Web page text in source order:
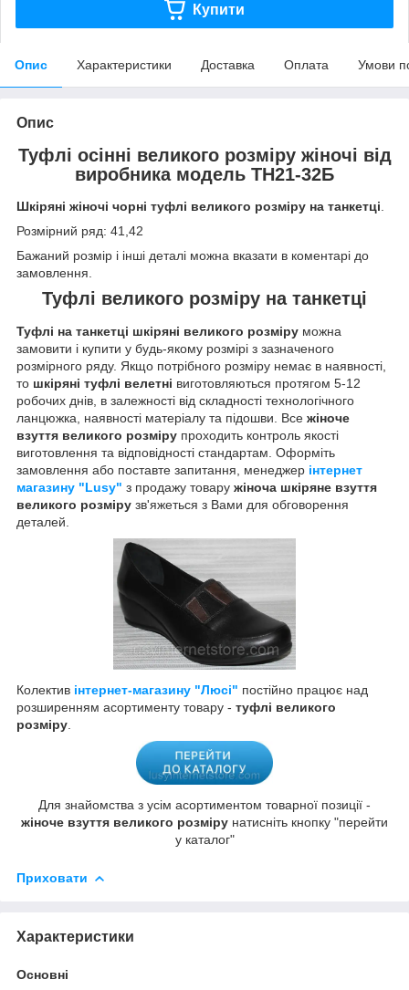
Купити
Опис Характеристики Доставка Оплата Умови
Опис
Туфлі осінні великого розміру жіночі від
виробника модель ТН21-32Б
Шкіряні жіночі чорні туфлі великого розміру на танкетці.
Розмірний ряд: 41,42
Бажаний розмір і інші деталі можна вказати в коментарі до
замовлення.
Туфлі великого розміру на танкетці
Туфлі на танкетці шкіряні великого розміру можна
замовити і купити у будь-якому розмірі з зазначеного
розмірного ряду. Якщо потрібного розміру немає в наявності,
то шкіряні туфлі велетні виготовляються протягом 5-12
робочих днів, в залежності від складності технологічного
ланцюжка, наявності матеріалу та підошви. Все жіноче
взуття великого розміру проходить контроль якості
виготовлення та відповідності стандартам. Оформіть
замовлення або поставте запитання, менеджер інтернет
магазину "Lusy" з продажу товару жіноча шкіряне взуття
великого розміру зв'яжеться з Вами для обговорення
деталей.
Колектив інтернет-магазину "Люсі" постійно працює над
розширенням асортименту товару - туфлі великого
розміру
Для знайомства з усім асортиментом товарної позиції -
жіноче взуття великого розміру натисніть кнопку "перейти
у каталог"
Приховати
Характеристики
Основні